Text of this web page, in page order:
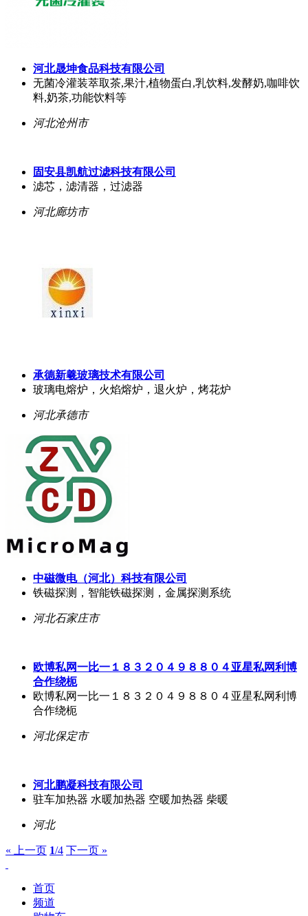
河北晟坤食品科技有限公司
无菌冷灌装萃取茶,果汁,植物蛋白,乳饮料,发酵奶,咖啡饮
料,奶茶,功能饮料等
河北沧州市
固安县凯航过滤科技有限公司
滤芯，滤清器，过滤器
河北廊坊市
承德新羲玻璃技术有限公司
玻璃电熔炉，火焰熔炉，退火炉，烤花炉
河北承德市
中磁微电（河北）科技有限公司
铁磁探测，智能铁磁探测，金属探测系统
河北石家庄市
欧博私网一比一１８３２０４９８８０４亚星私网利博
合作绕枙
欧博私网一比一１８３２０４９８８０４亚星私网利博
合作绕枙
河北保定市
河北鹏凝科技有限公司
驻车加热器 水暖加热器 空暖加热器 柴暖
河北
« 上一页 1/4 下一页 »
首页
频道